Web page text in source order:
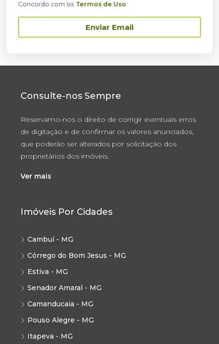
Concordo com os Termos de Uso
Enviar Email
Consulte-nos Sempre
Reservamo-nos o direito de corrigir eventuais erros
de digitação e de confirmar os valores anunciados,
que poderão ser alterados por solicitação dos
proprietários dos imóveis.
Ver mais
Imóveis Por Cidades
Cambuí - MG
Córrego do Bom Jesus - MG
Estiva - MG
Senador Amaral - MG
Camanducaia - MG
Pouso Alegre - MG
Itapeva - MG